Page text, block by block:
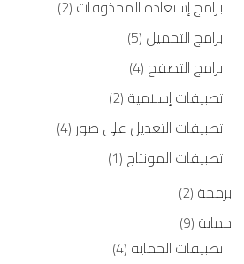
برامج إستعادة المحذوفات (2)
برامج التحميل (5)
برامج التصفح (4)
تطبيقات إسلامية (2)
تطبيقات التعديل على صور (4)
تطبيقات المونتاج (1)
برمجة (2)
حماية (9)
تطبيقات الحماية (4)